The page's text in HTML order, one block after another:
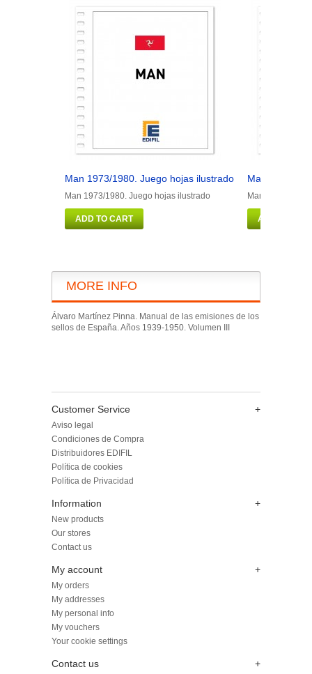
Man 1973/1980. Juego hojas ilustrado
Man 1973/1980. Juego hojas ilustrado
ADD TO CART
Man 1981/
Man 1981/
ADD TO
MORE INFO
Álvaro Martínez Pinna. Manual de las emisiones de los
sellos de España. Años 1939-1950. Volumen III
Customer Service +
Aviso legal
Condiciones de Compra
Distribuidores EDIFIL
Política de cookies
Política de Privacidad
Information +
New products
Our stores
Contact us
My account +
My orders
My addresses
My personal info
My vouchers
Your cookie settings
Contact us +